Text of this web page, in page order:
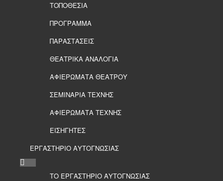
ΤΟΠΟΘΕΣΙΑ
ΠΡΟΓΡΑΜΜΑ
ΠΑΡΑΣΤΑΣΕΙΣ
ΘΕΑΤΡΙΚΑ ΑΝΑΛΟΓΙΑ
ΑΦΙΕΡΩΜΑΤΑ ΘΕΑΤΡΟΥ
ΣΕΜΙΝΑΡΙΑ ΤΕΧΝΗΣ
ΑΦΙΕΡΩΜΑΤΑ ΤΕΧΝΗΣ
ΕΙΣΗΓΗΤΕΣ
ΕΡΓΑΣΤΗΡΙΟ ΑΥΤΟΓΝΩΣΙΑΣ
ΤΟ ΕΡΓΑΣΤΗΡΙΟ ΑΥΤΟΓΝΩΣΙΑΣ